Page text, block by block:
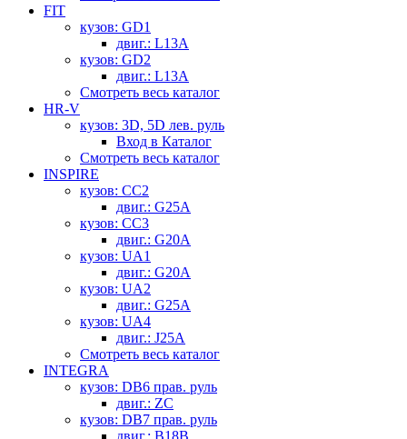
FIT
кузов: GD1
двиг.: L13A
кузов: GD2
двиг.: L13A
Смотреть весь каталог
HR-V
кузов: 3D, 5D лев. руль
Вход в Каталог
Смотреть весь каталог
INSPIRE
кузов: CC2
двиг.: G25A
кузов: CC3
двиг.: G20A
кузов: UA1
двиг.: G20A
кузов: UA2
двиг.: G25A
кузов: UA4
двиг.: J25A
Смотреть весь каталог
INTEGRA
кузов: DB6 прав. руль
двиг.: ZC
кузов: DB7 прав. руль
двиг.: B18B